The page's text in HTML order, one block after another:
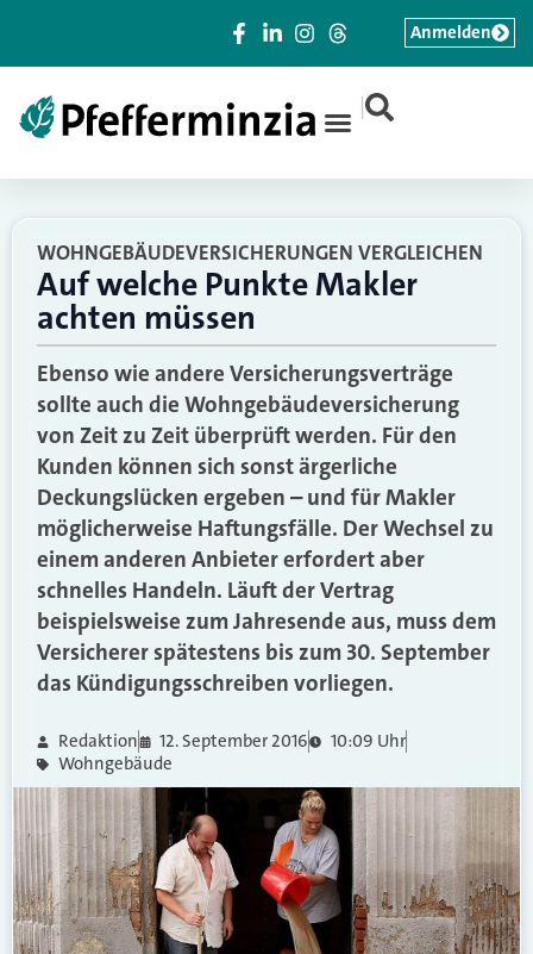
|
Anmelden
WOHNGEBÄUDEVERSICHERUNGEN VERGLEICHEN
Auf welche Punkte Makler
achten müssen
Ebenso wie andere Versicherungsverträge
sollte auch die Wohngebäudeversicherung
von Zeit zu Zeit überprüft werden. Für den
Kunden können sich sonst ärgerliche
Deckungslücken ergeben – und für Makler
möglicherweise Haftungsfälle. Der Wechsel zu
einem anderen Anbieter erfordert aber
schnelles Handeln. Läuft der Vertrag
beispielsweise zum Jahresende aus, muss dem
Versicherer spätestens bis zum 30. September
das Kündigungsschreiben vorliegen.
Redaktion 12. September 2016
10:09 Uhr
Wohngebäude